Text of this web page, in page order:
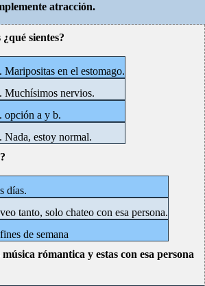
atracción.
sientes?
. Maripositas en el estomago.
. Muchísimos nervios.
. opción a y b.
. Nada, estoy normal.
días.
tanto, solo chateo con esa persona.
de semana
rómantica y estas con esa persona